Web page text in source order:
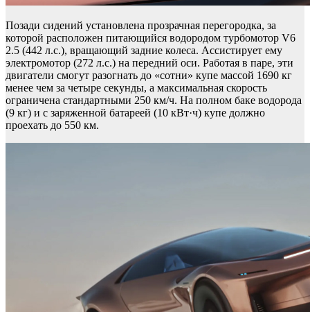
Позади сидений установлена прозрачная перегородка, за
которой расположен питающийся водородом турбомотор V6
2.5 (442 л.с.), вращающий задние колеса. Ассистирует ему
электромотор (272 л.с.) на передний оси. Работая в паре, эти
двигатели смогут разогнать до «сотни» купе массой 1690 кг
менее чем за четыре секунды, а максимальная скорость
ограничена стандартными 250 км/ч. На полном баке водорода
(9 кг) и с заряженной батареей (10 кВт·ч) купе должно
проехать до 550 км.